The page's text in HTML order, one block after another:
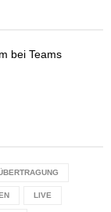
bei Teams
LIVE